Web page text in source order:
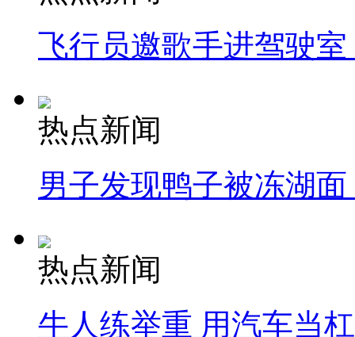
飞行员邀歌手进驾驶
热点新闻
男子发现鸭子被冻湖
热点新闻
牛人练举重 用汽车当